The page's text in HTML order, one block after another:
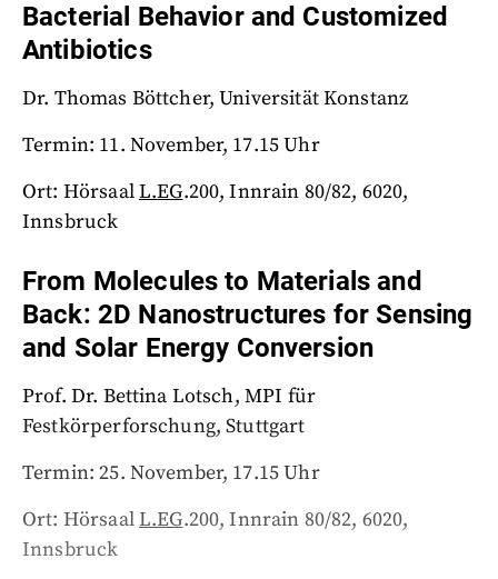
Bacterial Behavior and Customized
Antibiotics
Dr. Thomas Böttcher, Universität Konstanz
Termin: 11. November, 17.15 Uhr
Ort: HörsaalL.EG.200, Innrain 80/82, 6020,
Innsbruck
From Molecules to Materials and
Back: 2D Nanostructures for Sensing
and Solar Energy Conversion
Prof. Dr. Bettina Lotsch, MPI für
Festkörperforschung, Stuttgart
Termin: 25. November, 17.15 Uhr
Ort: HörsaalL.EG.200, Innrain 80/82, 6020,
Innsbruck